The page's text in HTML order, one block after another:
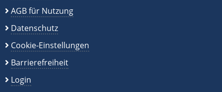
AGB für Nutzung
Datenschutz
Cookie-Einstellungen
Barrierefreiheit
Login